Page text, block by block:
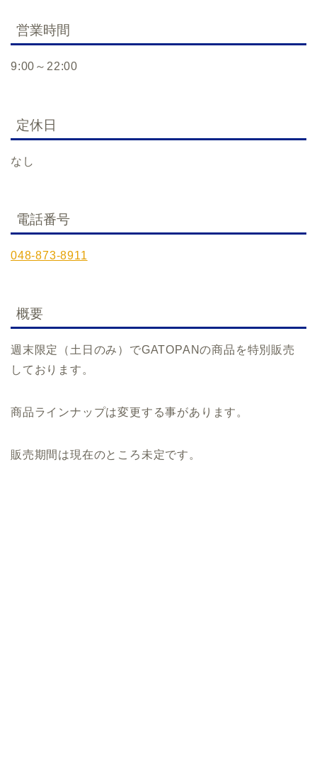
営業時間
9:00～22:00
定休日
なし
電話番号
048-873-8911
概要
週末限定（土日のみ）でGATOPANの商品を特別販売
しております。
商品ラインナップは変更する事があります。
販売期間は現在のところ未定です。